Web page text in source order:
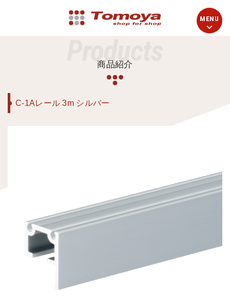
Products
商品紹介
C-1Aレール 3m シルバー